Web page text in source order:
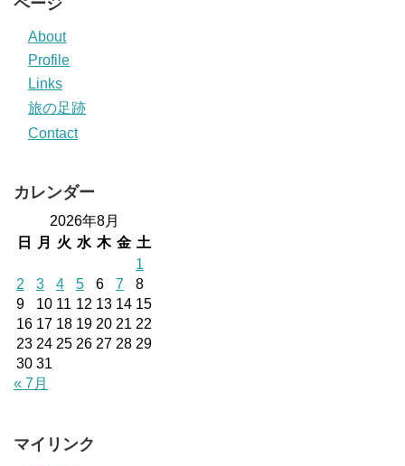
ページ
About
Profile
Links
旅の足跡
Contact
カレンダー
2026年8月
日
月 火 水 木 金 土
1
2
3 4 5 6 7
8
9
10 11 12 13 14 15
16 17 18 19 20 21 22
23 24 25 26 27 28 29
30 31
« 7月
マイリンク